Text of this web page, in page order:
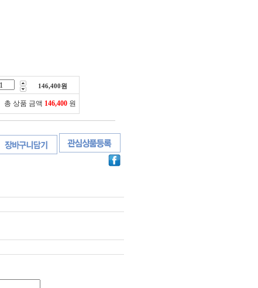
146,400원
총 상품 금액 146,400 원